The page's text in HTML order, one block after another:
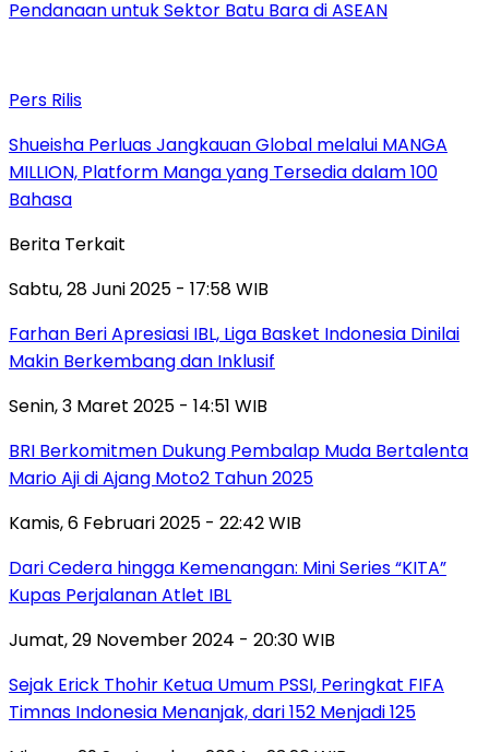
Pendanaan untuk Sektor Batu Bara di ASEAN
Pers Rilis
Shueisha Perluas Jangkauan Global melalui MANGA
MILLION, Platform Manga yang Tersedia dalam 100
Bahasa
Berita Terkait
Sabtu, 28 Juni 2025 - 17:58 WIB
Farhan Beri Apresiasi IBL, Liga Basket Indonesia Dinilai
Makin Berkembang dan Inklusif
Senin, 3 Maret 2025 - 14:51 WIB
BRI Berkomitmen Dukung Pembalap Muda Bertalenta
Mario Aji di Ajang Moto2 Tahun 2025
Kamis, 6 Februari 2025 - 22:42 WIB
Dari Cedera hingga Kemenangan: Mini Series “KITA”
Kupas Perjalanan Atlet IBL
Jumat, 29 November 2024 - 20:30 WIB
Sejak Erick Thohir Ketua Umum PSSI, Peringkat FIFA
Timnas Indonesia Menanjak, dari 152 Menjadi 125